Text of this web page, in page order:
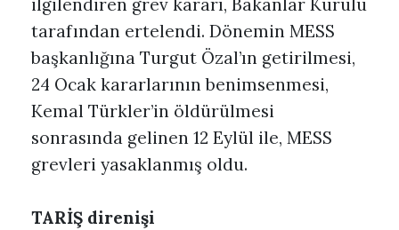
ilgilendiren grev kararı, Bakanlar Kurulu
tarafından ertelendi. Dönemin MESS
başkanlığına Turgut Özal’ın getirilmesi,
24 Ocak kararlarının benimsenmesi,
Kemal Türkler’in öldürülmesi
sonrasında gelinen 12 Eylül ile, MESS
grevleri yasaklanmış oldu.
TARİŞ direnişi